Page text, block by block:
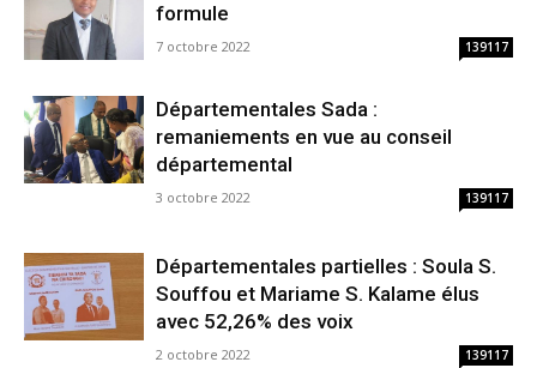
formule
7 octobre 2022 139117
Départementales Sada :
remaniements en vue au conseil
départemental
3 octobre 2022 139117
Départementales partielles : Soula S.
Souffou et Mariame S. Kalame élus
avec 52,26% des voix
2 octobre 2022 139117